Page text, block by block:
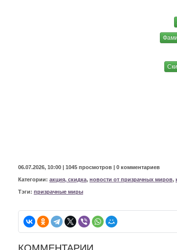
06.07.2026, 10:00 | 1045 просмотров 0 комментариев
Категории: акция, скидка, новости от призрачных миров,
Тэги: призрачные миры